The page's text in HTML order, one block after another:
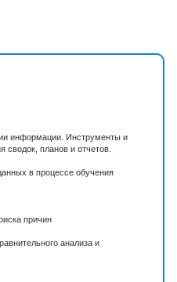
информации. Инструменты и
сводок, планов и отчетов.
в процессе обучения
причин
анализа и